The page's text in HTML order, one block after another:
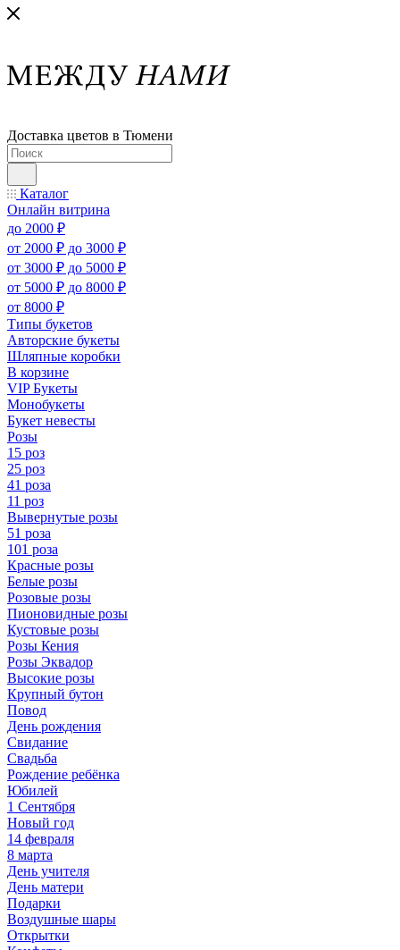
Доставка цветов в Тюмени
Каталог
Онлайн витрина
до 2000 ₽
от 2000 ₽ до 3000 ₽
от 3000 ₽ до 5000 ₽
от 5000 ₽ до 8000 ₽
от 8000 ₽
Типы букетов
Авторские букеты
Шляпные коробки
В корзине
VIP Букеты
Монобукеты
Букет невесты
Розы
15 роз
25 роз
41 роза
11 роз
Вывернутые розы
51 роза
101 роза
Красные розы
Белые розы
Розовые розы
Пионовидные розы
Кустовые розы
Розы Кения
Розы Эквадор
Высокие розы
Крупный бутон
Повод
День рождения
Свидание
Свадьба
Рождение ребёнка
Юбилей
1 Сентября
Новый год
14 февраля
8 марта
День учителя
День матери
Подарки
Воздушные шары
Открытки